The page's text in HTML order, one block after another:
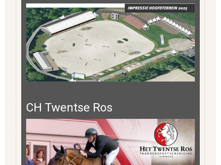
CH Twentse Ros